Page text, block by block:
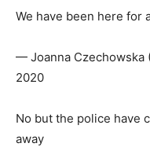
We have been here for
— Joanna Czechowska
2020
No but the police have
away